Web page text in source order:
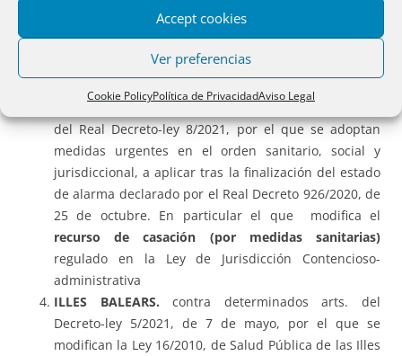
Accept cookies
Ver preferencias
Cookie PolicyPolítica de PrivacidadAviso Legal
Contra el Decreto-ley de la Generalitat de
Cataluña 37/2020, de refuerzo de laprotección del
derecho a la vivienda ante los efectos de la
ESTADO DE ALARMA.
Contra determinados artículos
del Real Decreto-ley 8/2021, por el que se adoptan
medidas urgentes en el orden sanitario, social y
jurisdiccional, a aplicar tras la finalización del estado
de alarma declarado por el Real Decreto 926/2020, de
25 de octubre. En particular el que modifica el
recurso de casación (por medidas sanitarias)
regulado en la Ley de Jurisdicción Contencioso-
administrativa
ILLES BALEARS. contra determinados arts. del
Decreto-ley 5/2021, de 7 de mayo, por el que se
modifican la Ley 16/2010, de Salud Pública de las Illes